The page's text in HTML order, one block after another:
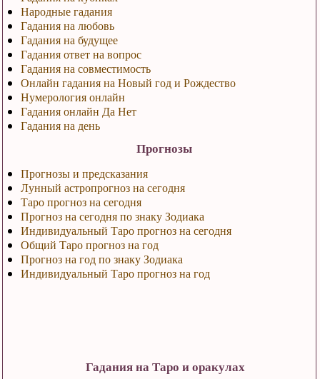
Народные гадания
Гадания на любовь
Гадания на будущее
Гадания ответ на вопрос
Гадания на совместимость
Онлайн гадания на Новый год и Рождество
Нумерология онлайн
Гадания онлайн Да Нет
Гадания на день
Прогнозы
Прогнозы и предсказания
Лунный астропрогноз на сегодня
Таро прогноз на сегодня
Прогноз на сегодня по знаку Зодиака
Индивидуальный Таро прогноз на сегодня
Общий Таро прогноз на год
Прогноз на год по знаку Зодиака
Индивидуальный Таро прогноз на год
Гадания на Таро и оракулах